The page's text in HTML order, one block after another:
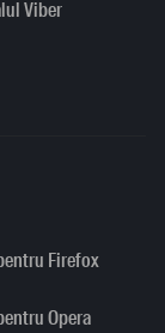
Viber
Firefox
Opera